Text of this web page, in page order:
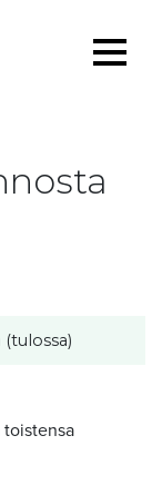
toistensa